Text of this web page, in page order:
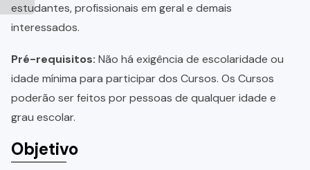
estudantes, profissionais em geral e demais
interessados.
Pré-requisitos: Não há exigência de escolaridade ou
idade mínima para participar dos Cursos. Os Cursos
poderão ser feitos por pessoas de qualquer idade e
grau escolar.
Objetivo